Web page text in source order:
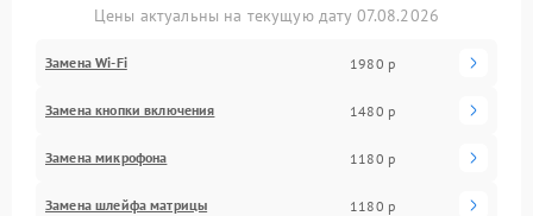
Цены актуальны на текущую дату 07.08.2026
Замена Wi-Fi 1980 р
Замена кнопки включения 1480 р
Замена микрофона 1180 р
Замена шлейфа матрицы 1180 р